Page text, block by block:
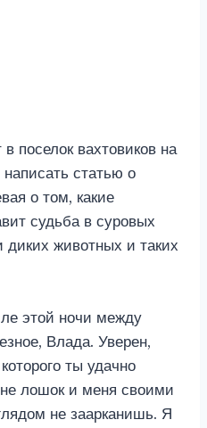
поселок вахтовиков на
статью о
о том, какие
судьба в суровых
животных и таких
этой ночи между
Влада. Уверен,
ты удачно
лошок и меня своими
не заарканишь. Я